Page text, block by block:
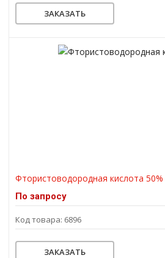
ЗАКАЗАТЬ
Фтористоводородная кислота 50%
По запросу
Код товара: 6896
ЗАКАЗАТЬ